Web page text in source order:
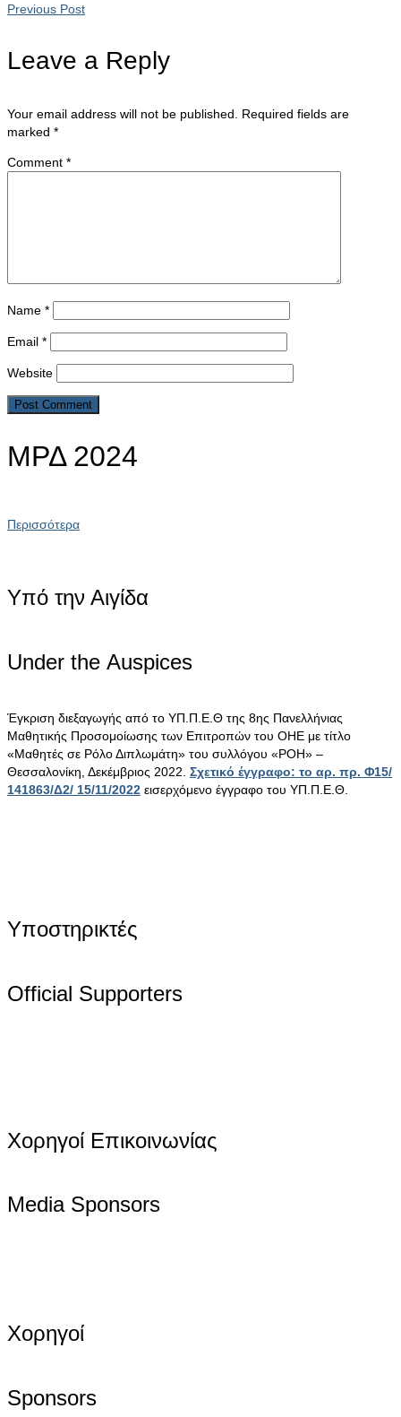
Previous Post
Leave a Reply
Your email address will not be published.
Required fields are
marked *
Comment *
Name *
Email *
Website
ΜΡΔ 2024
Περισσότερα
Υπό την Αιγίδα
Under the Αuspices
Έγκριση διεξαγωγής από το ΥΠ.Π.Ε.Θ της 8ης Πανελλήνιας
Μαθητικής Προσομοίωσης των Επιτροπών του ΟΗΕ με τίτλο
«Μαθητές σε Ρόλο Διπλωμάτη» του συλλόγου «ΡΟΗ» –
Θεσσαλονίκη, Δεκέμβριος 2022. Σχετικό έγγραφο: το αρ. πρ. Φ15/
141863/Δ2/ 15/11/2022 εισερχόμενο έγγραφο του ΥΠ.Π.Ε.Θ.
Υποστηρικτές
Official Supporters
Χορηγοί Επικοινωνίας
Media Sponsors
Χορηγοί
Sponsors